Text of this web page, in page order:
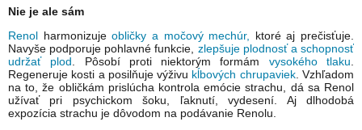
Nie je ale sám
Renol harmonizujeobličky a močový mechúr,
ktoré aj prečisťuje.
Navyše podporuje pohlavné funkcie, zlepšuje plodnosť a schopnosť
udržať plod . Pôsobí proti niektorým formám vysokého tlaku
Regeneruje kosti a posilňuje výživu kĺbových chrupaviek. Vzhľadom
na to, že obličkám prislúcha kontrola emócie strachu, dá sa Renol
užívať pri psychickom šoku, ľaknutí, vydesení. Aj dlhodobá
expozícia strachu je dôvodom na podávanie Renolu.